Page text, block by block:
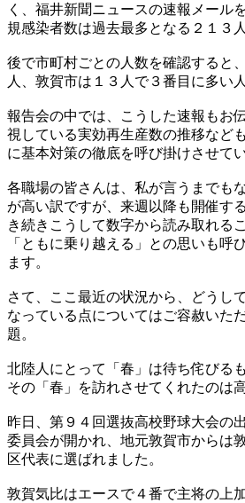
く、福井新聞ニュースの速報メール
規感染者数は過去最多となる２１３
後で市町村ごとの人数を確認すると
人、敦賀市は１３人で３番目に多い
報告会の中では、こうした速報もお
視している実効再生産数の推移など
に基本対策の徹底を呼び掛けさせて
各職場の皆さんは、私が言うまでも
が高い訳ですが、来週以降も開催す
き続きこうして数字から読み取れる
「ともに乗り越える」との思いも呼
ます。
さて、ここ最近の状況から、どうし
なっている点についてはご容赦いた
題。
北陸人にとって「春」は待ち侘びる
その「春」を訪れさせてくれたのは
昨日、第９４回選抜高校野球大会の
委員会が開かれ、地元敦賀市からは
区代表に選ばれました。
敦賀気比はエースで４番で主将の上